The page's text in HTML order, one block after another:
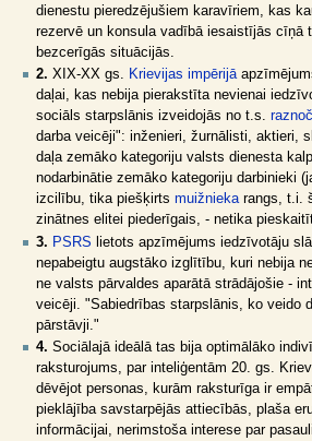
dienestu pieredzējušiem karavīriem, kas
rezervē un konsula vadībā iesaistījās cīņā
bezcerīgās situācijās.
2. XIX-XX gs. Krievijas impērijā
daļai, kas nebija pierakstīta nevienai
sociāls starpslānis izveidojās no t.s.
darba veicēji": inženieri, žurnālisti, aktieri,
daļa zemāko kategoriju valsts dienesta
nodarbinātie zemāko kategoriju darbinieki
izcilību, tika piešķirts muižniekarangs, t.i.
zinātnes elitei piederīgais, - netika
3. PSRS lietots apzīmējums iedzīvotāju
nepabeigtu augstāko izglītību, kuri nebija
ne valsts pārvaldes aparātā strādājošie -
veicēji. "Sabiedrības starpslānis, ko veido
pārstāvji."
4. Sociālajā ideālā tas bija optimālāko
raksturojums, par inteliģentām 20. gs.
dēvējot personas, kurām raksturīga ir
pieklājība savstarpējās attiecībās, plaša
informācijai, nerimstoša interese par